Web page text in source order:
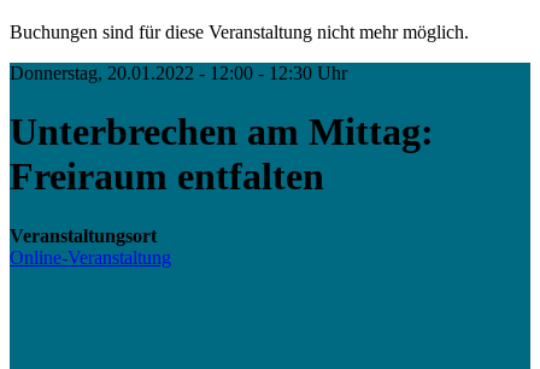
Buchungen sind für diese Veranstaltung nicht mehr möglich.
Donnerstag, 20.01.2022 - 12:00 - 12:30 Uhr
Unterbrechen am Mittag:
Freiraum entfalten
Veranstaltungsort
Online-Veranstaltung